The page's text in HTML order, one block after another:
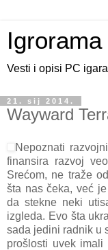
Igrorama
Vesti i opisi PC
21. sij 2014.
Wayward
Nepoznati
finansira razvoj
Srećom, ne traže
šta nas čeka, već
da stekne neki
izgleda. Evo šta
sada jedini radnik u
prošlosti uvek imali